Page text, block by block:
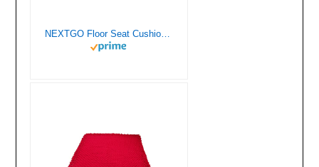
NEXTGO Floor Seat Cushions Yoga Meditation Mat Pooja aasan Soft Extra Comfortable Feather Touch Last Long Upto Washable Material Size 24 x 30 Inch 2 x 2.5 Fit Color Orange